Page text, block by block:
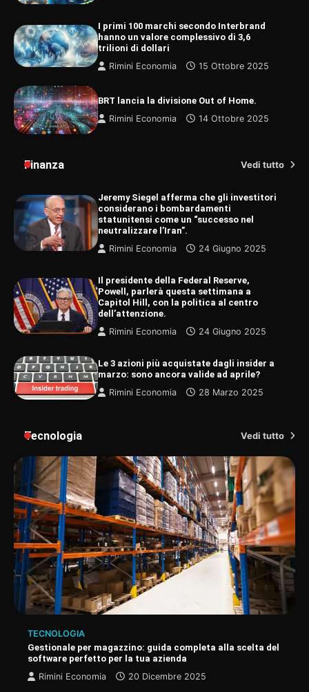
I primi 100 marchi secondo Interbrand
hanno un valore complessivo di 3,6
trilioni di dollari
Rimini Economia
15 Ottobre 2025
BRT lancia la divisione Out of Home.
Rimini Economia
14 Ottobre 2025
Finanza Vedi tutto
Jeremy Siegel afferma che gli investitori
considerano i bombardamenti
statunitensi come un “successo nel
neutralizzare l’Iran”.
Rimini Economia
24 Giugno 2025
Il presidente della Federal Reserve,
Powell, parlerà questa settimana a
Capitol Hill, con la politica al centro
dell’attenzione.
Rimini Economia
24 Giugno 2025
Le 3 azioni più acquistate dagli insider a
marzo: sono ancora valide ad aprile?
Rimini Economia
28 Marzo 2025
Tecnologia Vedi tutto
TECNOLOGIA
Gestionale per magazzino: guida completa alla scelta del
software perfetto per la tua azienda
Rimini Economia
20 Dicembre 2025